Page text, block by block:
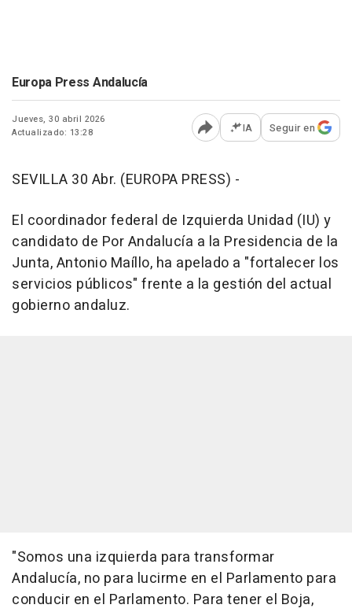
Europa Press Andalucía
Jueves, 30 abril 2026
Actualizado: 13:28
Abrir opciones para
IA Seguir en
SEVILLA 30 Abr. (EUROPA PRESS) -
El coordinador federal de Izquierda Unidad (IU) y
candidato de Por Andalucía a la Presidencia de la
Junta, Antonio Maíllo, ha apelado a "fortalecer los
servicios públicos" frente a la gestión del actual
gobierno andaluz.
"Somos una izquierda para transformar
Andalucía, no para lucirme en el Parlamento para
conducir en el Parlamento. Para tener el Boja,